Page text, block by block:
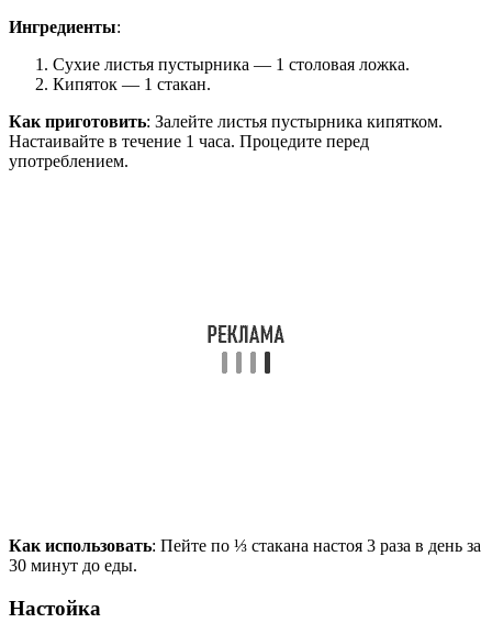
Ингредиенты:
Сухие листья пустырника — 1 столовая ложка.
Кипяток — 1 стакан.
Как приготовить: Залейте листья пустырника кипятком.
Настаивайте в течение 1 часа. Процедите перед
употреблением.
Как использовать: Пейте по ⅓ стакана настоя 3 раза в день за
30 минут до еды.
Настойка